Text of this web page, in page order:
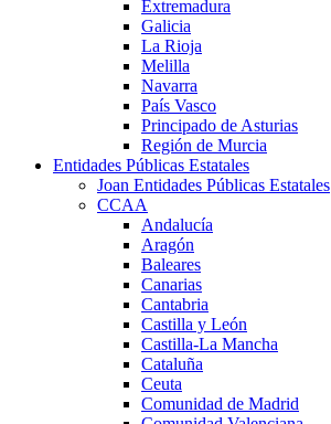
Extremadura
Galicia
La Rioja
Melilla
Navarra
País Vasco
Principado de Asturias
Región de Murcia
Entidades Públicas Estatales
Joan Entidades Públicas Estatales
CCAA
Andalucía
Aragón
Baleares
Canarias
Cantabria
Castilla y León
Castilla-La Mancha
Cataluña
Ceuta
Comunidad de Madrid